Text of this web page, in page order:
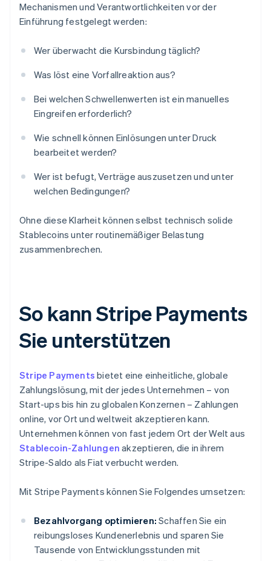
Mechanismen und Verantwortlichkeiten vor der
Einführung festgelegt werden:
Wer überwacht die Kursbindung täglich?
Was löst eine Vorfallreaktion aus?
Bei welchen Schwellenwerten ist ein manuelles
Eingreifen erforderlich?
Wie schnell können Einlösungen unter Druck
bearbeitet werden?
Wer ist befugt, Verträge auszusetzen und unter
welchen Bedingungen?
Ohne diese Klarheit können selbst technisch solide
Stablecoins unter routinemäßiger Belastung
zusammenbrechen.
So kann Stripe Payments
Sie unterstützen
Stripe Payments bietet eine einheitliche, globale
Zahlungslösung, mit der jedes Unternehmen – von
Start-ups bis hin zu globalen Konzernen – Zahlungen
online, vor Ort und weltweit akzeptieren kann.
Unternehmen können von fast jedem Ort der Welt aus
Stablecoin-Zahlungen akzeptieren, die in ihrem
Stripe-Saldo als Fiat verbucht werden.
Mit Stripe Payments können Sie Folgendes umsetzen:
Bezahlvorgang optimieren: Schaffen Sie ein
reibungsloses Kundenerlebnis und sparen Sie
Tausende von Entwicklungsstunden mit